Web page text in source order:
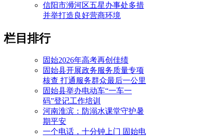
信阳市浉河区五星办事处多措
并举打造良好营商环境
栏目排行
固始2026年高考再创佳绩
固始县开展政务服务质量专项
核查 打通服务群众最后一公里
固始县举办电动车“一车一
码”登记工作培训
河南淮滨：防溺水课堂守护暑
期平安
一个电话，十分钟上门 固始电